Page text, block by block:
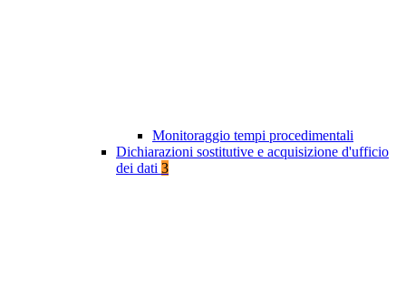
Monitoraggio tempi procedimentali
Dichiarazioni sostitutive e acquisizione d'ufficio
dei dati 3